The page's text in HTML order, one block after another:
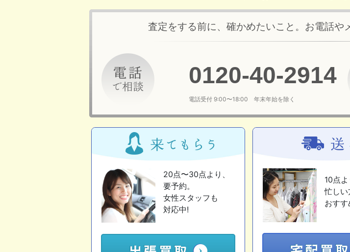
査定をする前に、確かめたいこと。お電話や
0120-40-2914
電話受付 9:00〜18:00 年末年始を除く
20点〜30点より、
要予約。
女性スタッフも
対応中!
10点よ
忙しい
おすす